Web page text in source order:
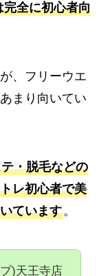
全に初心者向
、フリーウエ
まり向いてい
・脱毛などの
レ初心者で美
ています。
)天王寺店